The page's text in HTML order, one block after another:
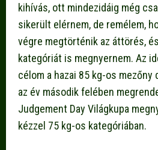
kihívás, ott mindezidáig még
sikerült elérnem, de remélem,
végre megtörténik az áttörés,
kategóriát is megnyernem. Az
célom a hazai 85 kg-os mezőny
az év második felében
Judgement Day Világkupa
kézzel 75 kg-os kategóriában.